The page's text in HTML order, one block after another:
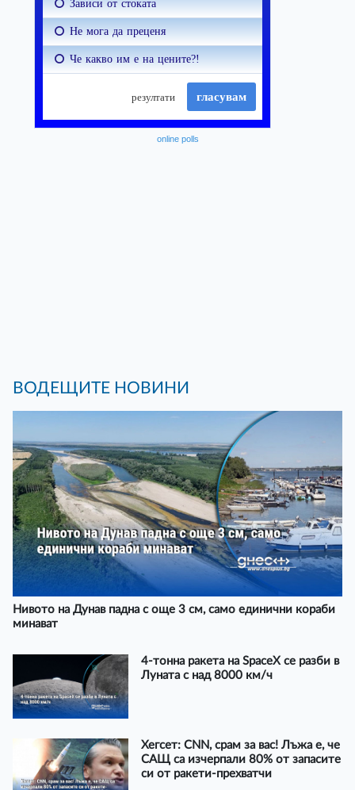
online polls
ВОДЕЩИТЕ НОВИНИ
Нивото на Дунав падна с още 3 см, само единични кораби
минават
4-тонна ракета на SpaceX се разби в
Луната с над 8000 км/ч
Хегсет: CNN, срам за вас! Лъжа е, че
САЩ са изчерпали 80% от запасите
си от ракети-прехватчи